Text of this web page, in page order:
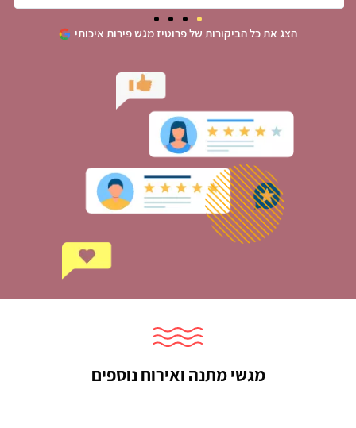
הצג את כל הביקורות של פרוטיז מגש פירות איכותי
מגשי מתנה ואירוח נוספים